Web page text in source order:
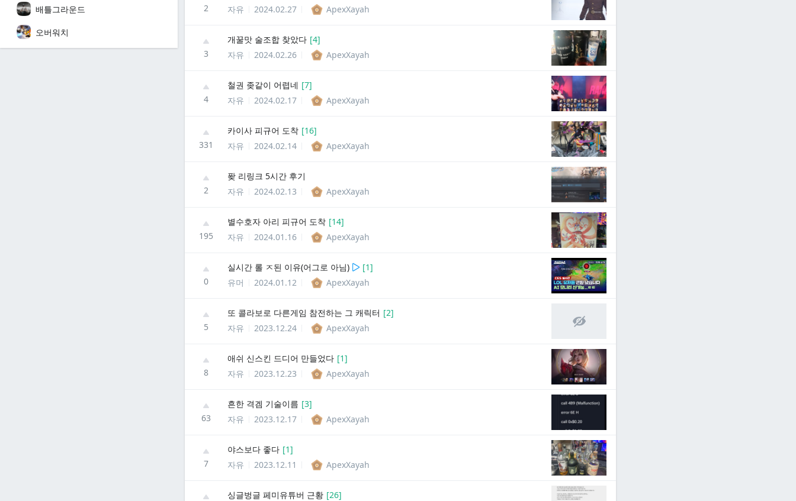
배틀그라운드
오버워치
2
자유
2024.02.27 ApexXayah
3
개꿀맛 술조합 찾았다 [4]
자유
2024.02.26 ApexXayah
4
철권 좆같이 어렵네 [7]
자유
2024.02.17 ApexXayah
331
카이사 피규어 도착 [16]
자유
2024.02.14 ApexXayah
2
퐞 리링크 5시간 후기
자유
2024.02.13 ApexXayah
195
별수호자 아리 피규어 도착 [14]
자유
2024.01.16 ApexXayah
0
실시간 롤 ㅈ된 이유(어그로 아님) [1]
유머
2024.01.12 ApexXayah
5
또 콜라보로 다른게임 참전하는 그 캐릭터 [2]
자유
2023.12.24 ApexXayah
8
애쉬 신스킨 드디어 만들었다 [1]
자유
2023.12.23 ApexXayah
63
흔한 격겜 기술이름 [3]
자유
2023.12.17 ApexXayah
7
야스보다 좋다 [1]
자유
2023.12.11 ApexXayah
싱글벙글 페미유튜버 근황 [26]